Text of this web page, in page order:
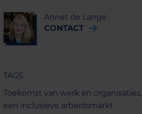
Annet de Lange
CONTACT
TAGS
Toekomst van werk en organisaties,
een inclusieve arbeidsmarkt